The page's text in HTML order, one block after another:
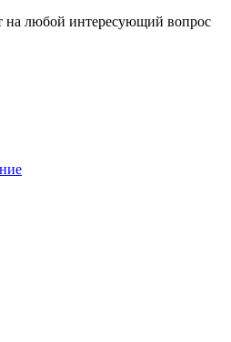
на любой интересующий вопрос